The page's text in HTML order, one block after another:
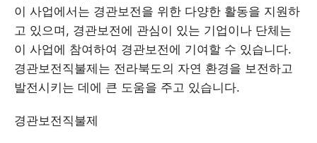
이 사업에서는 경관보전을 위한 다양한 활동을 지원하
고 있으며, 경관보전에 관심이 있는 기업이나 단체는
이 사업에 참여하여 경관보전에 기여할 수 있습니다.
경관보전직불제는 전라북도의 자연 환경을 보전하고
발전시키는 데에 큰 도움을 주고 있습니다.
경관보전직불제